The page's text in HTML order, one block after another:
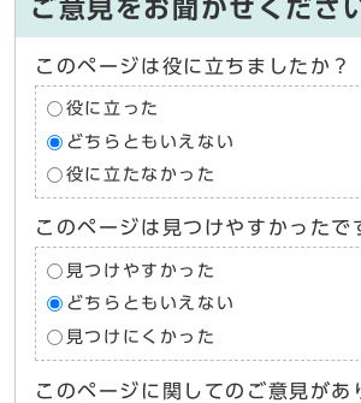
ご意見をお聞かせくださ
このページは役に立ちましたか？
役に立った
どちらともいえない
役に立たなかった
このページは見つけやすかったで
見つけやすかった
どちらともいえない
見つけにくかった
このページに関してのご意見があ